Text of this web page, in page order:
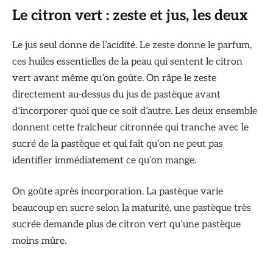
Le citron vert : zeste et jus, les deux
Le jus seul donne de l’acidité. Le zeste donne le parfum,
ces huiles essentielles de la peau qui sentent le citron
vert avant même qu’on goûte. On râpe le zeste
directement au-dessus du jus de pastèque avant
d’incorporer quoi que ce soit d’autre. Les deux ensemble
donnent cette fraîcheur citronnée qui tranche avec le
sucré de la pastèque et qui fait qu’on ne peut pas
identifier immédiatement ce qu’on mange.
On goûte après incorporation. La pastèque varie
beaucoup en sucre selon la maturité, une pastèque très
sucrée demande plus de citron vert qu’une pastèque
moins mûre.